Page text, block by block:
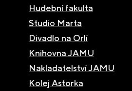
Hudební fakulta
Studio Marta
Divadlo na Orlí
Knihovna JAMU
Nakladatelství JAMU
Kolej Astorka